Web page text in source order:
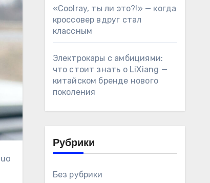
«Coolray, ты ли это?!» — когда
кроссовер вдруг стал
классным
Электрокары с амбициями:
что стоит знать о LiXiang —
китайском бренде нового
поколения
Рубрики
Без рубрики